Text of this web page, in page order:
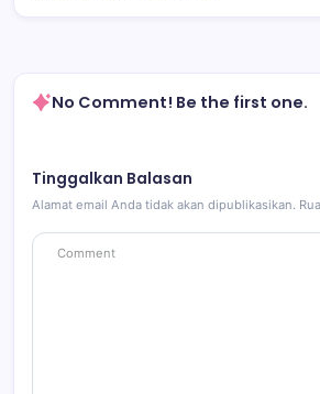
No Comment! Be the first one.
Tinggalkan Balasan
Alamat email Anda tidak akan dipublikasikan.